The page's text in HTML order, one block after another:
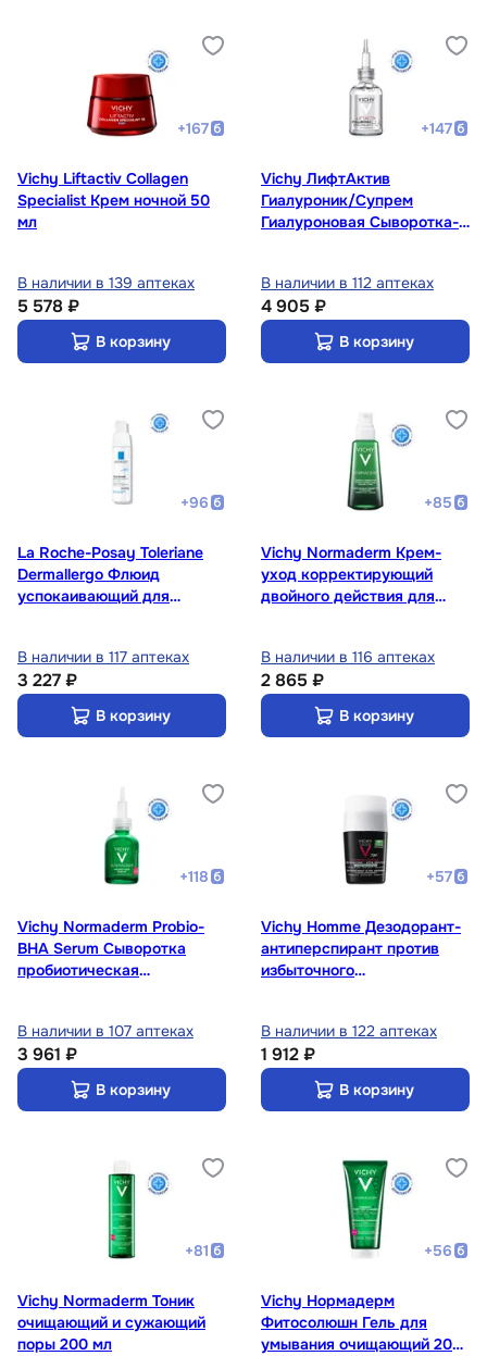
+167
Vichy Liftactiv Collagen
Specialist Крем ночной 50
мл
В наличии в 139 аптеках
5 578 ₽
В корзину
+147
Vichy ЛифтАктив
Гиалуроник/Супрем
Гиалуроновая Сыворотка-
В наличии в 112 аптеках
4 905 ₽
В корзину
+96
La Roche-Posay Toleriane
Dermallergo Флюид
успокаивающий для
В наличии в 117 аптеках
3 227 ₽
В корзину
+85
Vichy Normaderm Крем-
уход корректирующий
двойного действия для
В наличии в 116 аптеках
2 865 ₽
В корзину
+118
Vichy Normaderm Probio-
BHA Serum Сыворотка
пробиотическая
мл
В наличии в 107 аптеках
3 961 ₽
В корзину
+57
Vichy Homme Дезодорант-
антиперспирант против
избыточного
В наличии в 122 аптеках
1 912 ₽
В корзину
+81
Vichy Normaderm Тоник
очищающий и сужающий
поры 200 мл
+56
Vichy Нормадерм
Фитосолюшн Гель для
умывания очищающий 200